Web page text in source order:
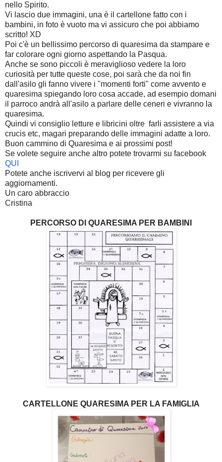
nello Spirito.
Vi lascio due immagini, una è il cartellone fatto con i
bambini, in foto è vuoto ma vi assicuro che poi abbiamo
scritto! XD
Poi c'è un bellissimo percorso di quaresima da stampare e
far colorare ogni giorno aspettando la Pasqua.
Anche se sono piccoli è meraviglioso vedere la loro
curiosità per tutte queste cose, poi sarà che da noi fin
dall'asilo gli fanno vivere i "momenti forti" come avvento e
quaresima spiegando loro cosa accade, ad esempio domani
il parroco andrà all'asilo a parlare delle ceneri e vivranno la
quaresima.
Quindi vi consiglio letture e libricini oltre farli assistere a via
crucis etc, magari preparando delle immagini adatte a loro.
Buon cammino di Quaresima e ai prossimi post!
Se volete seguire anche altro potete trovarmi su facebook
QUI
Potete anche iscrivervi al blog per ricevere gli
aggiornamenti.
Un caro abbraccio
Cristina
PERCORSO DI QUARESIMA PER BAMBINI
CARTELLONE QUARESIMA PER LA FAMIGLIA